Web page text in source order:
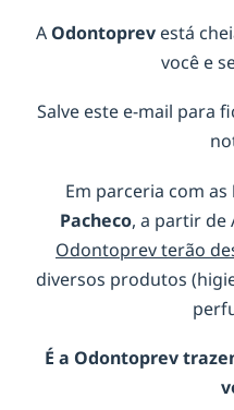
A Odontoprev está
você e
Salve este e-mail para
Em parceria com as
Pacheco, a partir de
Odontoprev terão
diversos produtos
É a Odontoprev